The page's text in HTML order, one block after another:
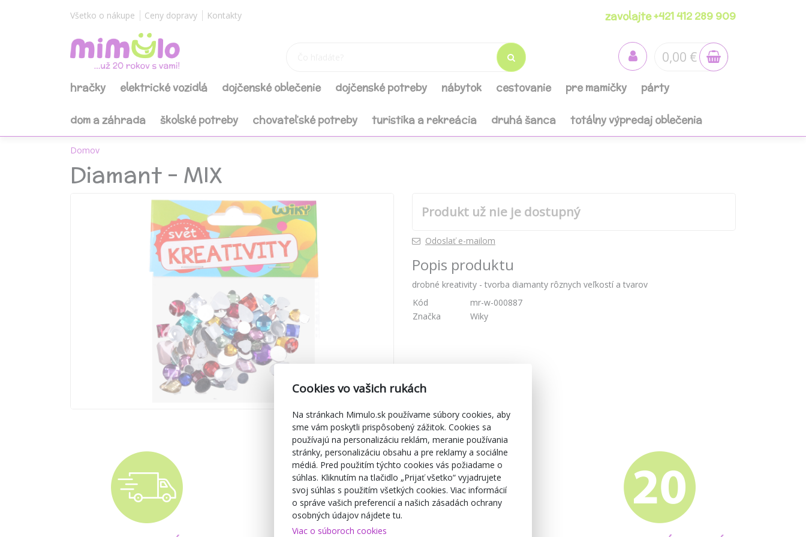
Všetko o nákupe Ceny dopravy Kontakty zavolajte +421 412 289 909
0,00 €
hračky elektrické vozidlá dojčenské oblečenie dojčenské potreby nábytok cestovanie pre mamičky párty
dom a záhrada školské potreby chovateľské potreby turistika a rekreácia druhá šanca totálny výpredaj oblečenia
Domov
Diamant - MIX
Produkt už nie je dostupný
Odoslať e-mailom
Popis produktu
drobné kreativity - tvorba diamanty rôznych veľkostí a tvarov
Kód
mr-w-000887
Značka
Wiky
Cookies vo vašich rukách
Na stránkach Mimulo.sk používame súbory cookies, aby
sme vám poskytli prispôsobený zážitok. Cookies sa
používajú na personalizáciu reklám, meranie používania
stránky, personalizáciu obsahu a pre reklamy a sociálne
médiá. Pred použitím týchto cookies vás požiadame o
súhlas. Kliknutím na tlačidlo „Prijať všetko“ vyjadrujete
svoj súhlas s použitím všetkých cookies. Viac informácií
o správe vašich preferencií a našich zásadách ochrany
osobných údajov nájdete tu.
Viac o súboroch cookies